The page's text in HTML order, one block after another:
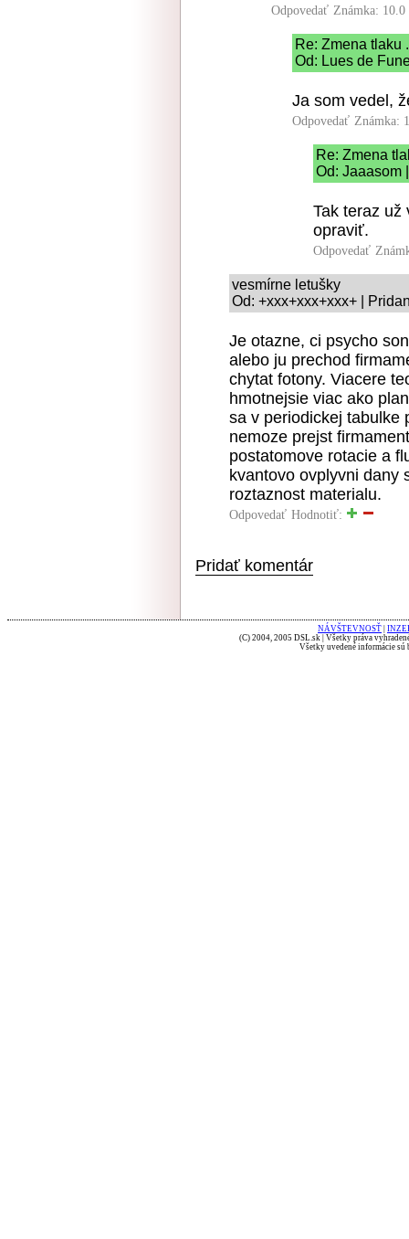
Odpovedať Známka: 10.0
Re: Zmena tlaku
Od: Lues de
Ja som vedel,
Odpovedať Známka:
Re: Zmena
Od: Jaaasom
Tak teraz už
opraviť.
Odpovedať
vesmírne letušky
Od: +xxx+xxx+xxx+ |
Je otazne, ci psycho
alebo ju prechod
chytat fotony. Viacere
hmotnejsie viac ako
sa v periodickej tabulke
nemoze prejst
postatomove rotacie a
kvantovo ovplyvni dany
roztaznost materialu.
Odpovedať Hodnotiť:
Pridať komentár
NÁVŠTEVNOSŤ
(C) 2004, 2005 DSL.sk | Všetky práva
Všetky uvedené informácie sú